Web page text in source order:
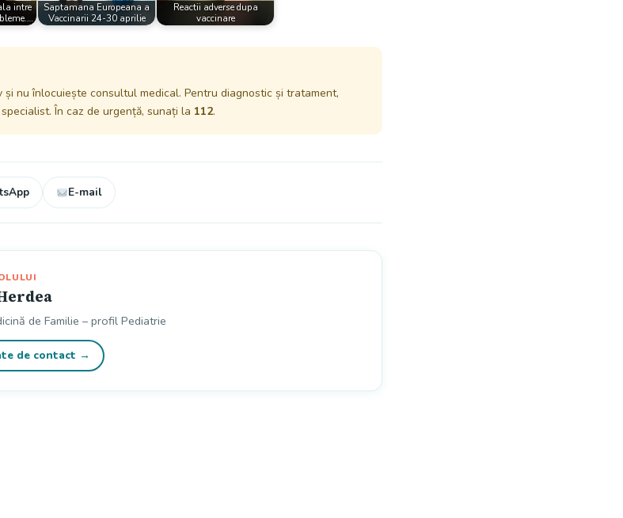
intre
Saptamana Europeana a
Vaccinarii 24-30 aprilie
Reactii adverse dupa
vaccinare
nu înlocuiește consultul medical. Pentru diagnostic și tratament,
În caz de urgență, sunați la 112.
E-mail
de Familie – profil Pediatrie
de contact →